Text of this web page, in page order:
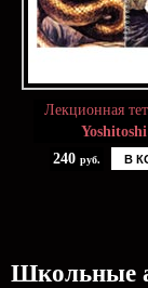
Лекционная
240 руб. В
Школьные